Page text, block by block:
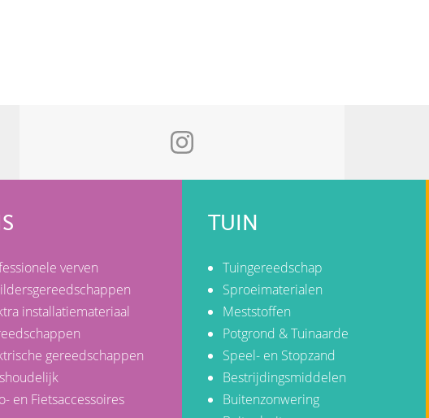
verven
installatiemateriaal
gereedschappen
en Fietsaccessoires
TUIN
Tuingereedschap
Sproeimaterialen
Meststoffen
Potgrond & Tuinaarde
Speel- en Stopzand
Bestrijdingsmiddelen
Buitenzonwering